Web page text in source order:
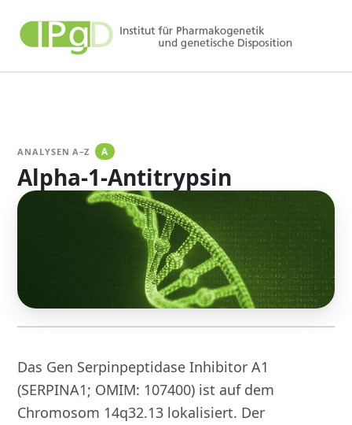
Inhalt
springen
ANALYSEN A–Z A
Alpha-1-Antitrypsin
Das Gen Serpinpeptidase Inhibitor A1
(SERPINA1; OMIM: 107400) ist auf dem
Chromosom 14q32.13 lokalisiert. Der